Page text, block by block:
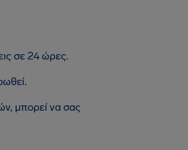
σε 24 ώρες.
μπορεί να σας